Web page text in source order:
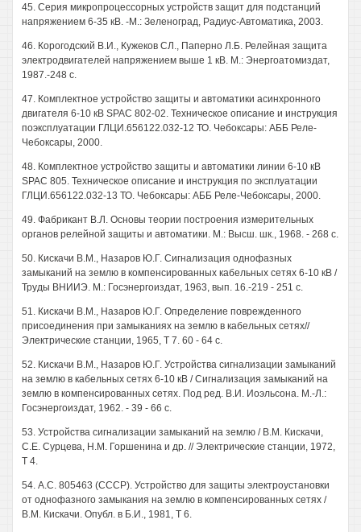
45. Серия микропроцессорных устройств защит для подстанций
напряжением 6-35 кВ. -М.: Зеленоград, Радиус-Автоматика, 2003.
46. Корогодский В.И., Кужеков СЛ., Паперно Л.Б. Релейная защита
электродвигателей напряжением выше 1 кВ. М.: Энергоатомиздат,
1987.-248 с.
47. Комплектное устройство защиты и автоматики асинхронного
двигателя 6-10 кВ SPAC 802-02. Техническое описание и инструкция
поэксплуатации ГЛЦИ.656122.032-12 ТО. Чебоксары: АББ Реле-
Чебоксары, 2000.
48. Комплектное устройство защиты и автоматики линии 6-10 кВ
SPAC 805. Техническое описание и инструкция по эксплуатации
ГЛЦИ.656122.032-13 ТО. Чебоксары: АББ Реле-Чебоксары, 2000.
49. Фабрикант В.Л. Основы теории построения измерительных
органов релейной защиты и автоматики. М.: Высш. шк., 1968. - 268 с.
50. Кискачи В.М., Назаров Ю.Г. Сигнализация однофазных
замыканий на землю в компенсированных кабельных сетях 6-10 кВ /
Труды ВНИИЭ. М.: Госэнергоиздат, 1963, вып. 16.-219 - 251 с.
51. Кискачи В.М., Назаров Ю.Г. Определение поврежденного
присоединения при замыканиях на землю в кабельных сетях//
Электрические станции, 1965, Т 7. 60 - 64 с.
52. Кискачи В.М., Назаров Ю.Г. Устройства сигнализации замыканий
на землю в кабельных сетях 6-10 кВ / Сигнализация замыканий на
землю в компенсированных сетях. Под ред. В.И. Иоэльсона. М.-Л.:
Госэнергоиздат, 1962. - 39 - 66 с.
53. Устройства сигнализации замыканий на землю / В.М. Кискачи,
С.Е. Сурцева, Н.М. Горшенина и др. // Электрические станции, 1972,
Т 4.
54. А.С. 805463 (СССР). Устройство для защиты электроустановки
от однофазного замыкания на землю в компенсированных сетях /
В.М. Кискачи. Опубл. в Б.И., 1981, Т 6.